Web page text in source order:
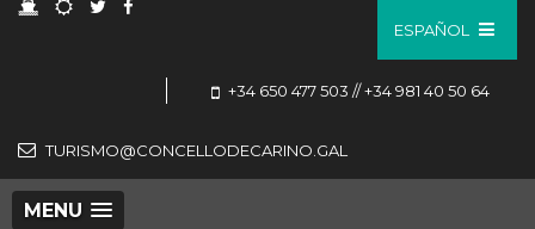
ESPAÑOL
+34 650 477 503 // +34 981 40 50 64
TURISMO@CONCELLODECARINO.GAL
MENU